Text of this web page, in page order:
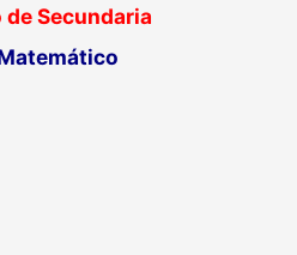
de Secundaria